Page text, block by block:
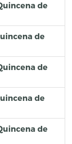
de
de
de
de
de